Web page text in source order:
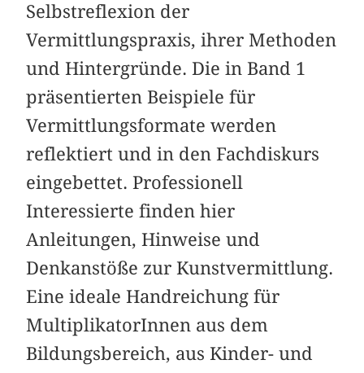
Selbstreflexion der
Vermittlungspraxis, ihrer Methoden
und Hintergründe. Die in Band 1
präsentierten Beispiele für
Vermittlungsformate werden
reflektiert und in den Fachdiskurs
eingebettet. Professionell
Interessierte finden hier
Anleitungen, Hinweise und
Denkanstöße zur Kunstvermittlung.
Eine ideale Handreichung für
MultiplikatorInnen aus dem
Bildungsbereich, aus Kinder- und